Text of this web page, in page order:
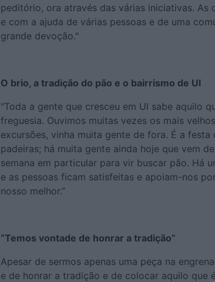
peditório, ora através das várias iniciativas. As
e com a ajuda de várias pessoas e de uma
grande devoção."
O brio, a tradição do pão e o bairrismo de Ul
"Toda a gente que cresceu em Ul sabe aquilo
freguesia. Ouvimos muitas vezes os mais
excursões, vinha muita gente de fora. É a
padeiras; há muita gente ainda hoje que vem
semana em particular para vir buscar pão. Há
e as pessoas ficam satisfeitas e apoiam-nos
nosso melhor.”
“Temos vontade de honrar a tradição”
Apesar de sermos apenas uma peça na
e de honrar a tradição e de colocar aquilo que